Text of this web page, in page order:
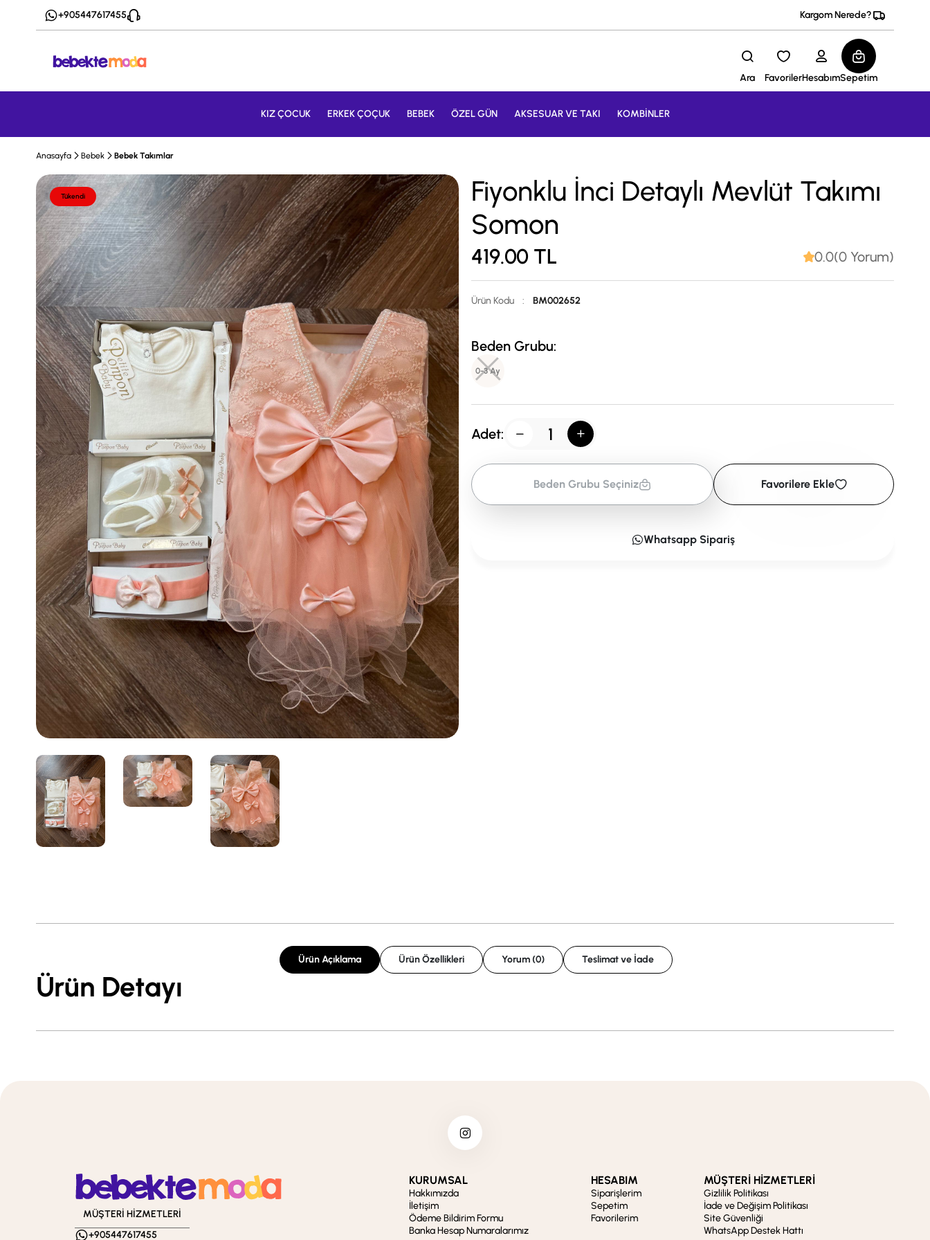
+905447617455 Kargom Nerede?
Ara FavorilerHesabımSepetim
KIZ ÇOCUK ERKEK ÇOÇUK BEBEK ÖZEL GÜN AKSESUAR VE TAKI KOMBİNLER
Anasayfa Bebek Bebek Takımlar
Tükendi
Fiyonklu İnci Detaylı Mevlüt Takımı
Somon
419.00 TL 0.0(0 Yorum)
Ürün Kodu : BM002652
Beden Grubu:
0-3 Ay
Adet:
Beden Grubu Seçiniz Favorilere Ekle
Whatsapp Sipariş
Ürün Açıklama Ürün Özellikleri Yorum (0) Teslimat ve İade
Ürün Detayı
MÜŞTERİ HİZMETLERİ
+905447617455
KURUMSAL
Hakkımızda
İletişim
Ödeme Bildirim Formu
Banka Hesap Numaralarımız
HESABIM
Siparişlerim
Sepetim
Favorilerim
MÜŞTERİ HİZMETLERİ
Gizlilik Politikası
İade ve Değişim Politikası
Site Güvenliği
WhatsApp Destek Hattı